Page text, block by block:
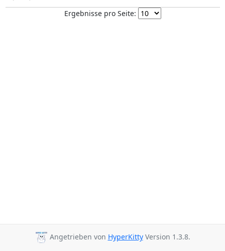
Ergebnisse pro Seite:
Angetrieben von HyperKittyVersion 1.3.8.